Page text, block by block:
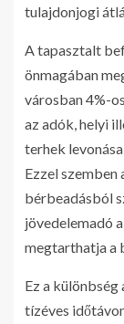
tulajdonjogi
A tapasztalt
önmagában
városban 4%-
az adók, helyi
terhek
Ezzel szemben
bérbeadásból
jövedelemadó
megtarthatja a
Ez a különbség
tízéves